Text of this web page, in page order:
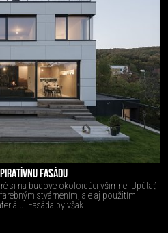
FASÁDU
si na budove okoloidúci všimne. Upútať
stvárnením, ale aj použitím
Fasáda by však...